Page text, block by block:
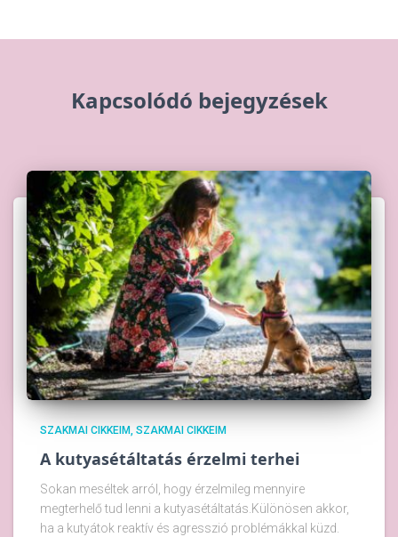
Kapcsolódó bejegyzések
SZAKMAI CIKKEIM SZAKMAI CIKKEIM
A kutyasétáltatás érzelmi terhei
Sokan meséltek arról, hogy érzelmileg mennyire
megterhelő tud lenni a kutyasétáltatás.Különösen akkor,
ha a kutyátok reaktív és agresszió problémákkal küzd.